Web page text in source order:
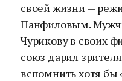
своей жизни —
Панфиловым.
Чурикову в своих
союз дарил
вспомнить хотя бы